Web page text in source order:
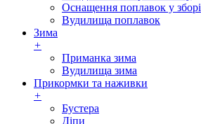
Оснащення поплавок у зборі
Вудилища поплавок
Зима
+
Приманка зима
Вудилища зима
Прикормки та наживки
+
Бустера
Діпи